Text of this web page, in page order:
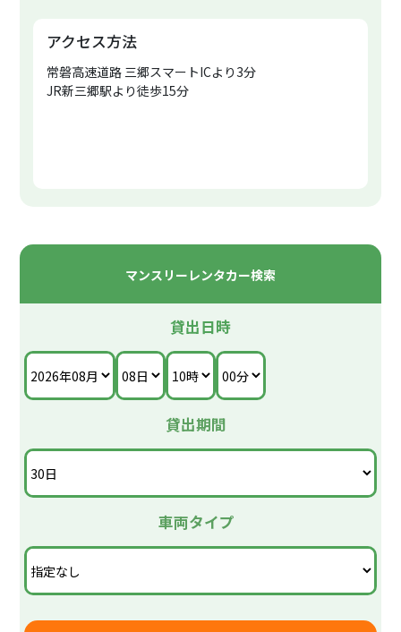
アクセス方法
常磐高速道路 三郷スマートICより3分
JR新三郷駅より徒歩15分
マンスリーレンタカー検索
貸出日時
貸出期間
車両タイプ